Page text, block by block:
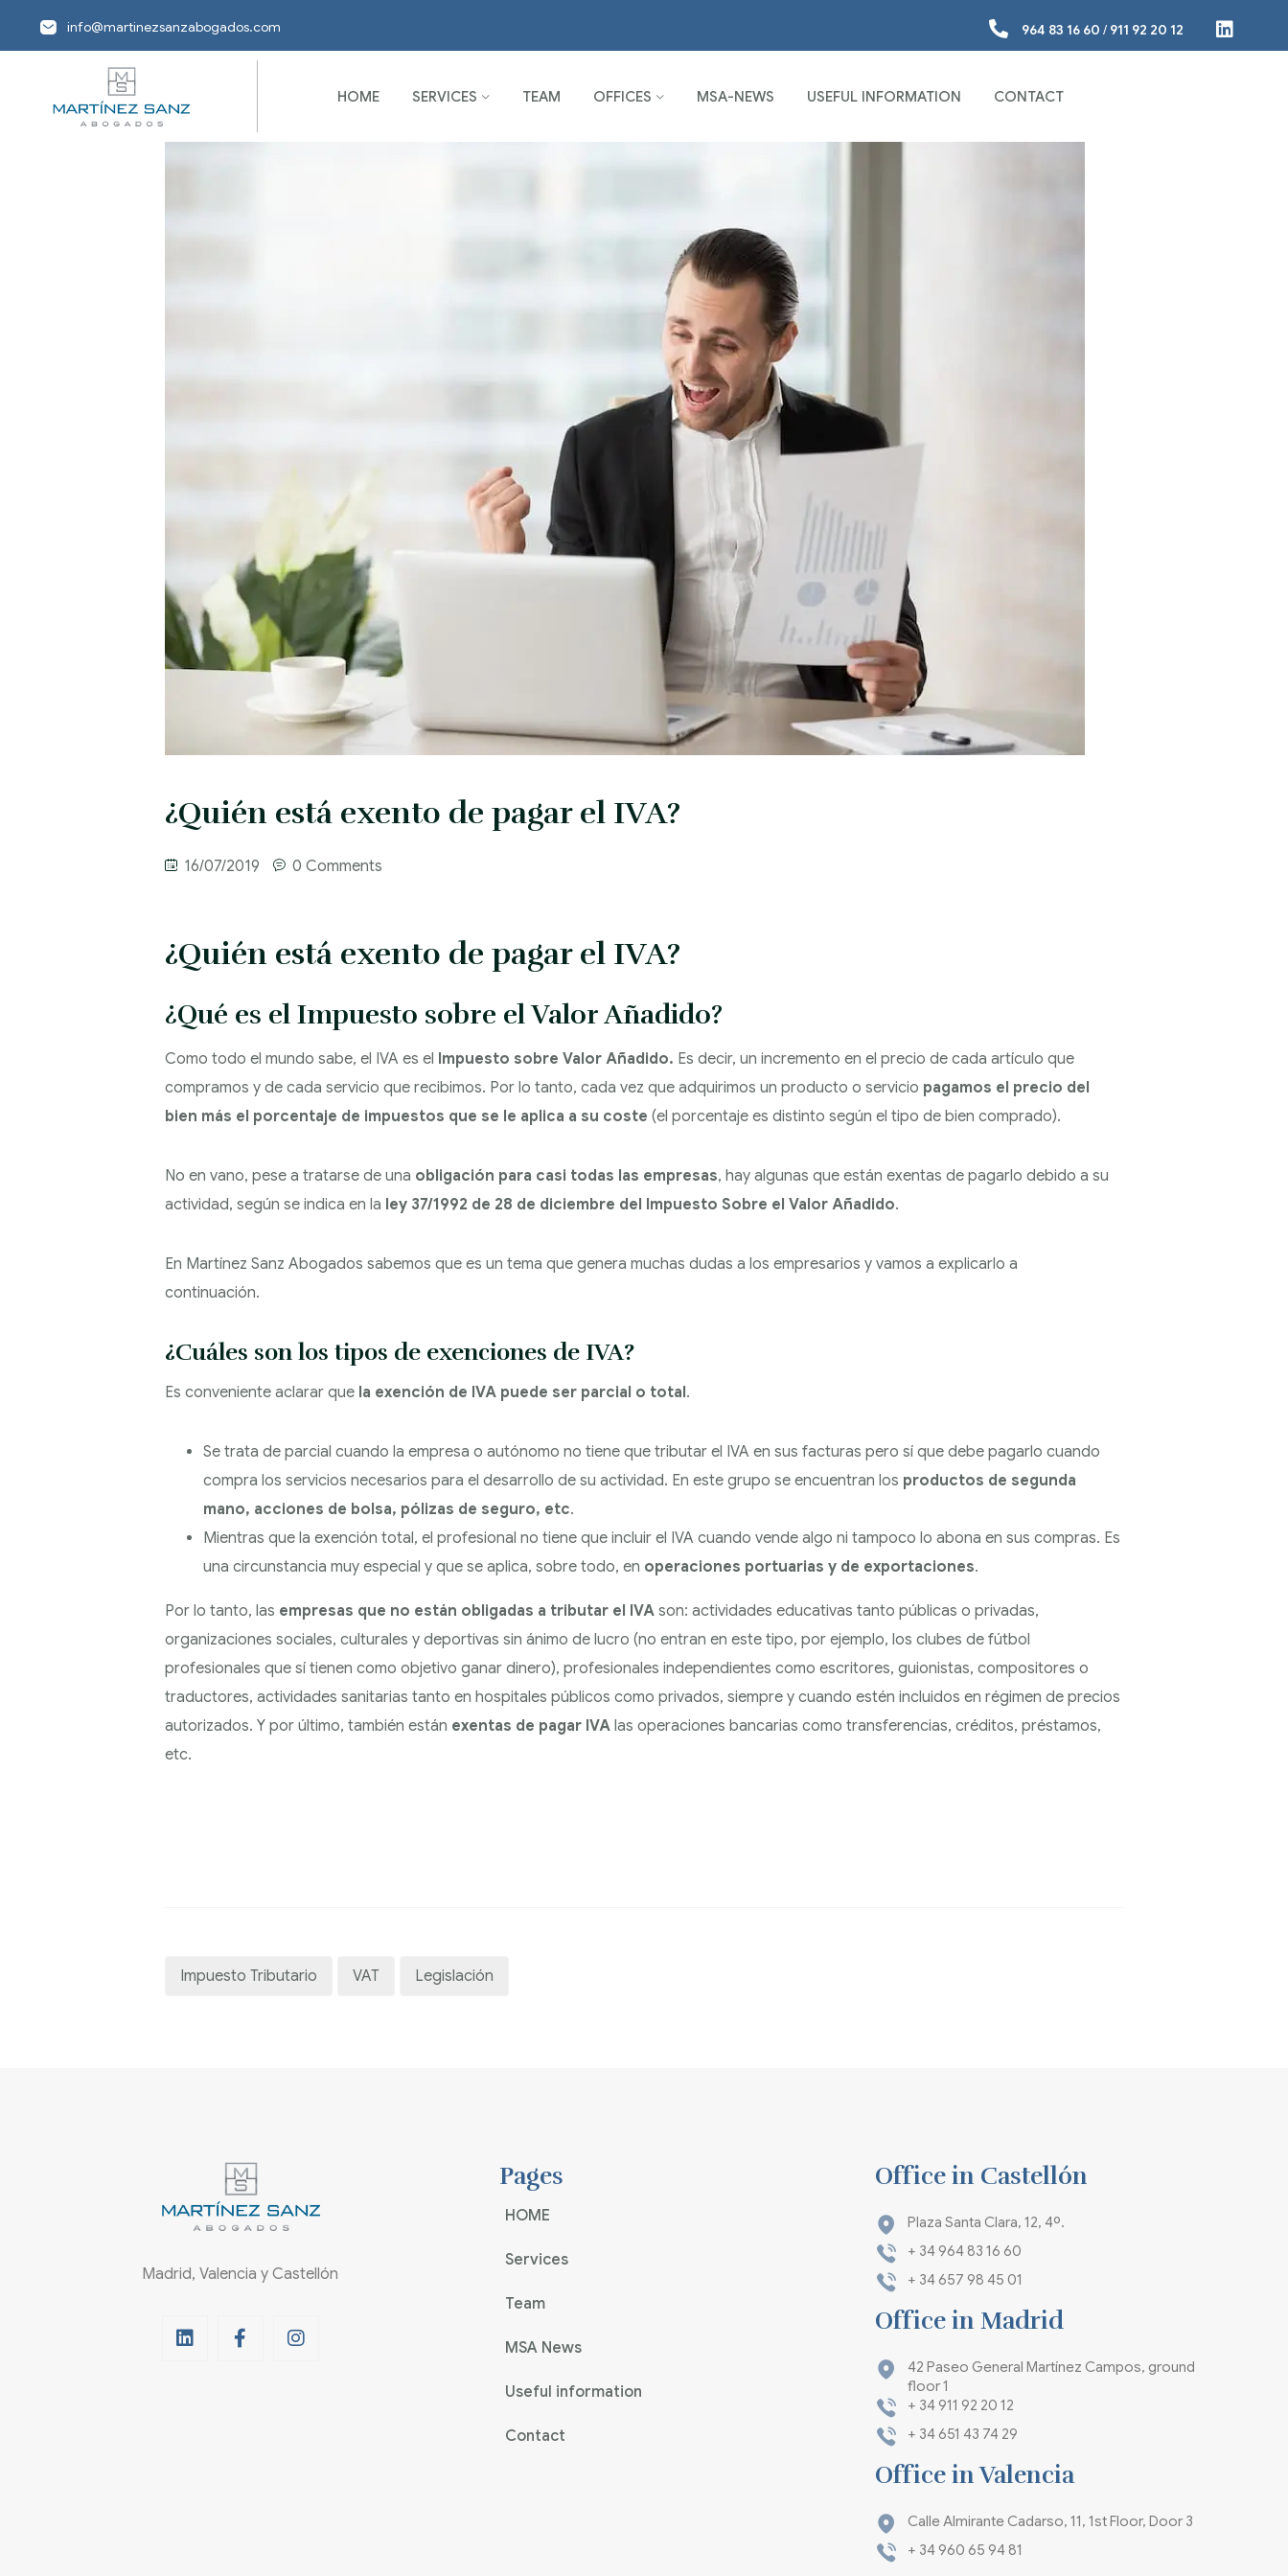
info@martinezsanzabogados.com 964 83 16 60 / 911 92 20 12
HOME SERVICES TEAM OFFICES MSA-NEWS USEFUL INFORMATION CONTACT
¿Quién está exento de pagar el IVA?
16/07/2019 0 Comments
¿Quién está exento de pagar el IVA?
¿Qué es el Impuesto sobre el Valor Añadido?
Como todo el mundo sabe, el IVA es el Impuesto sobre Valor Añadido. Es decir, un incremento en el precio de cada artículo que
compramos y de cada servicio que recibimos. Por lo tanto, cada vez que adquirimos un producto o servicio pagamos el precio del
bien más el porcentaje de impuestos que se le aplica a su coste (el porcentaje es distinto según el tipo de bien comprado).
No en vano, pese a tratarse de una obligación para casi todas las empresas, hay algunas que están exentas de pagarlo debido a su
actividad, según se indica en la ley 37/1992 de 28 de diciembre del Impuesto Sobre el Valor Añadido.
En Martínez Sanz Abogados sabemos que es un tema que genera muchas dudas a los empresarios y vamos a explicarlo a
continuación.
¿Cuáles son los tipos de exenciones de IVA?
Es conveniente aclarar que la exención de IVA puede ser parcial o total.
Se trata de parcial cuando la empresa o autónomo no tiene que tributar el IVA en sus facturas pero sí que debe pagarlo cuando
compra los servicios necesarios para el desarrollo de su actividad. En este grupo se encuentran los productos de segunda
mano, acciones de bolsa, pólizas de seguro, etc.
Mientras que la exención total, el profesional no tiene que incluir el IVA cuando vende algo ni tampoco lo abona en sus compras. Es
una circunstancia muy especial y que se aplica, sobre todo, en operaciones portuarias y de exportaciones.
Por lo tanto, las empresas que no están obligadas a tributar el IVA son: actividades educativas tanto públicas o privadas,
organizaciones sociales, culturales y deportivas sin ánimo de lucro (no entran en este tipo, por ejemplo, los clubes de fútbol
profesionales que sí tienen como objetivo ganar dinero), profesionales independientes como escritores, guionistas, compositores o
traductores, actividades sanitarias tanto en hospitales públicos como privados, siempre y cuando estén incluidos en régimen de precios
autorizados. Y por último, también están exentas de pagar IVA las operaciones bancarias como transferencias, créditos, préstamos,
etc.
Impuesto Tributario VAT Legislación
Madrid, Valencia y Castellón
Pages
HOME
Services
Team
MSA News
Useful information
Contact
Office in Castellón
Plaza Santa Clara, 12, 4º.
+ 34 964 83 16 60
+ 34 657 98 45 01
Office in Madrid
42 Paseo General Martínez Campos, ground
floor 1
+ 34 911 92 20 12
+ 34 651 43 74 29
Office in Valencia
Calle Almirante Cadarso, 11, 1st Floor, Door 3
+ 34 960 65 94 81